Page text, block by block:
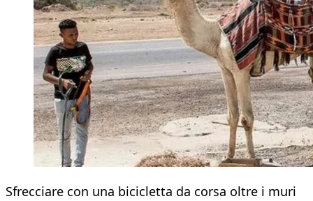
Sfrecciare con una bicicletta da corsa oltre i muri